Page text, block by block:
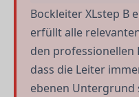
Bockleiter XLstep B
erfüllt alle
den professionellen
dass die Leiter
ebenen Untergrund